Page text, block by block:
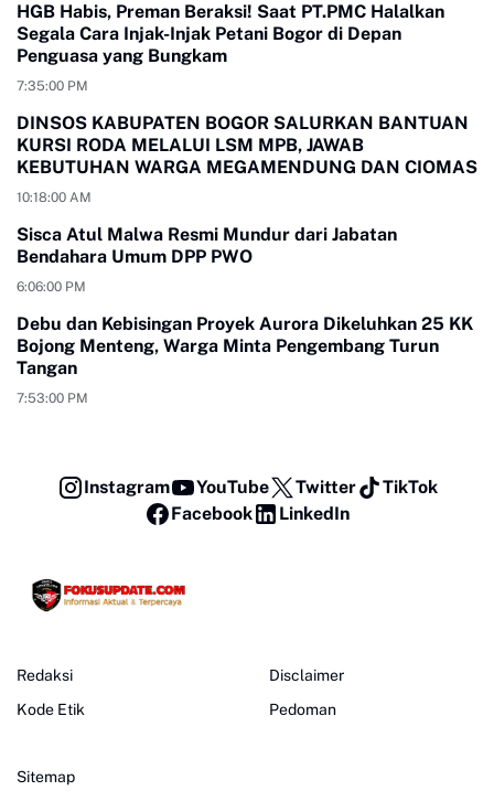
HGB Habis, Preman Beraksi! Saat PT.PMC Halalkan
Segala Cara Injak-Injak Petani Bogor di Depan
Penguasa yang Bungkam
7:35:00 PM
DINSOS KABUPATEN BOGOR SALURKAN BANTUAN
KURSI RODA MELALUI LSM MPB, JAWAB
KEBUTUHAN WARGA MEGAMENDUNG DAN CIOMAS
10:18:00 AM
Sisca Atul Malwa Resmi Mundur dari Jabatan
Bendahara Umum DPP PWO
6:06:00 PM
Debu dan Kebisingan Proyek Aurora Dikeluhkan 25 KK
Bojong Menteng, Warga Minta Pengembang Turun
Tangan
7:53:00 PM
Instagram YouTube Twitter
TikTok
Facebook
LinkedIn
Redaksi
Kode Etik
Disclaimer
Pedoman
Sitemap